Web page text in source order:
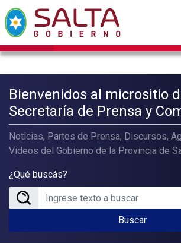
Bienvenidos al micrositio
Secretaría de Prensa y
Noticias, Partes de Prensa, Discursos,
Videos del Gobierno de la Provincia de
¿Qué buscás?
Buscar